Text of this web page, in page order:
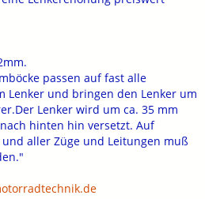
passen auf fast alle
Lenker und bringen den Lenker um
Lenker wird um ca. 35 mm
hinten hin versetzt. Auf
aller Züge und Leitungen muß